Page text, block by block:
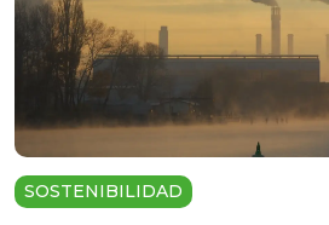
SOSTENIBILIDAD